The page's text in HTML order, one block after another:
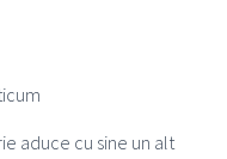
aduce cu sine un alt